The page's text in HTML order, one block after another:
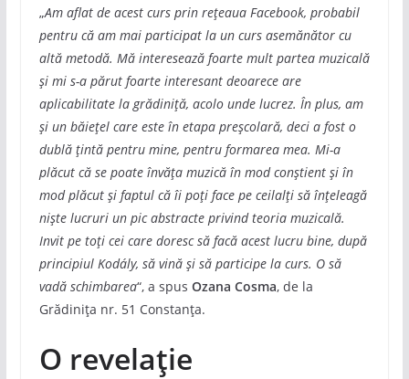
„Am aflat de acest curs prin rețeaua Facebook, probabil
pentru că am mai participat la un curs asemănător cu
altă metodă. Mă interesează foarte mult partea muzicală
și mi s-a părut foarte interesant deoarece are
aplicabilitate la grădiniță, acolo unde lucrez. În plus, am
și un băiețel care este în etapa preșcolară, deci a fost o
dublă țintă pentru mine, pentru formarea mea. Mi-a
plăcut că se poate învăța muzică în mod conștient și în
mod plăcut și faptul că îi poți face pe ceilalți să înțeleagă
niște lucruri un pic abstracte privind teoria muzicală.
Invit pe toți cei care doresc să facă acest lucru bine, după
principiul Kodály, să vină și să participe la curs. O să
vadă schimbarea“, a spus Ozana Cosma, de la
Grădinița nr. 51 Constanța.
O revelație